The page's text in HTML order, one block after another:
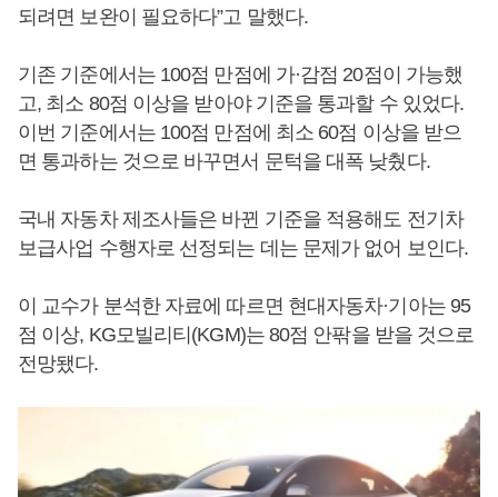
되려면 보완이 필요하다”고 말했다.
기존 기준에서는 100점 만점에 가·감점 20점이 가능했
고, 최소 80점 이상을 받아야 기준을 통과할 수 있었다.
이번 기준에서는 100점 만점에 최소 60점 이상을 받으
면 통과하는 것으로 바꾸면서 문턱을 대폭 낮췄다.
국내 자동차 제조사들은 바뀐 기준을 적용해도 전기차
보급사업 수행자로 선정되는 데는 문제가 없어 보인다.
이 교수가 분석한 자료에 따르면 현대자동차·기아는 95
점 이상, KG모빌리티(KGM)는 80점 안팎을 받을 것으로
전망됐다.